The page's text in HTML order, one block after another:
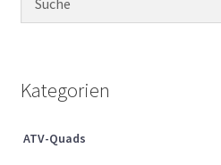
Sachs Ersatzteile
Über uns
Kategorien
ATV-Quads